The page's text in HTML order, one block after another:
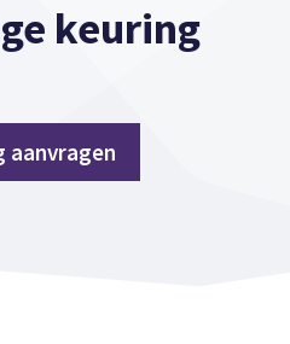
keuring
aanvragen